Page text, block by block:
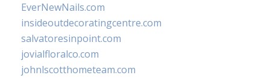
EverNewNails.com
insideoutdecoratingcentre.com
salvatoresinpoint.com
jovialfloralco.com
johnlscotthometeam.com